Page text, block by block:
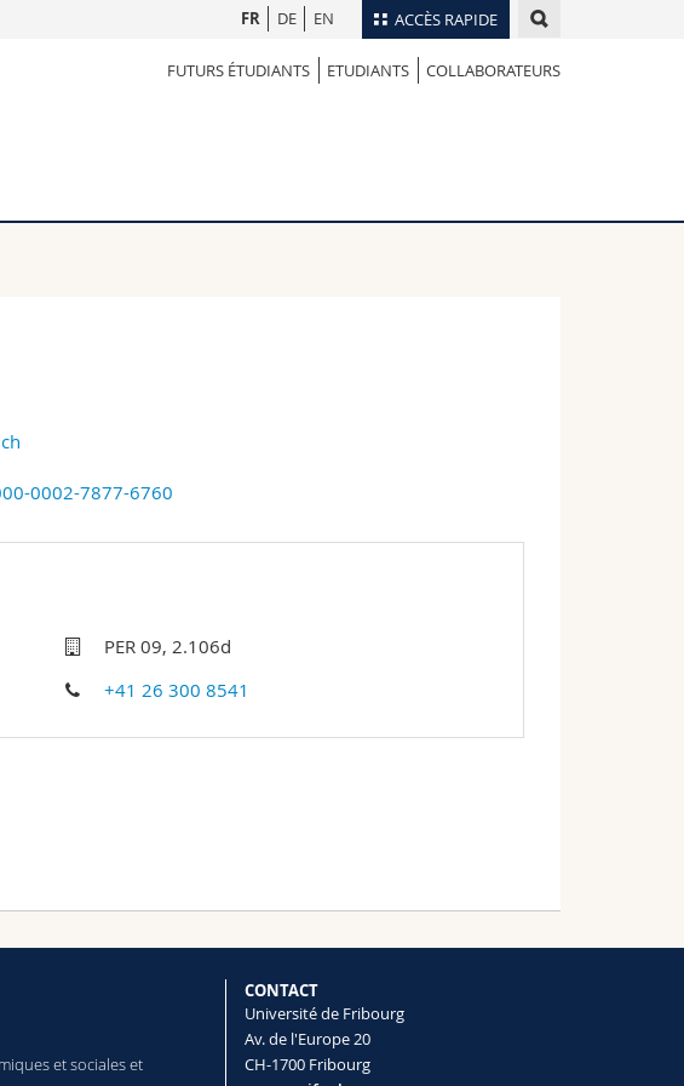
ACCÈS RAPIDE
Collaborateurs
Annuaire du personnel
Programme des cours
FR DE EN
FUTURS ÉTUDIANTS ETUDIANTS COLLABORATEURS
0002-7877-6760
PER 09, 2.106d
+41 26 300 8541
et sociales et
CONTACT
Université de Fribourg
Av. de l'Europe 20
CH-1700 Fribourg